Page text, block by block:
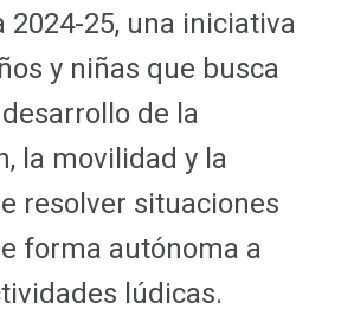
2024-25, una iniciativa
y niñas que busca
de la
la movilidad y la
resolver situaciones
forma autónoma a
lúdicas.